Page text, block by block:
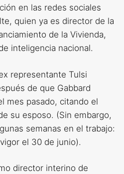
en las redes sociales
quien ya es director de la
de la Vivienda,
inteligencia nacional.
representante Tulsi
de que Gabbard
mes pasado, citando el
su esposo. (Sin embargo,
semanas en el trabajo:
el 30 de junio).
director interino de